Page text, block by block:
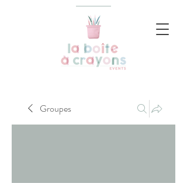
Groupes